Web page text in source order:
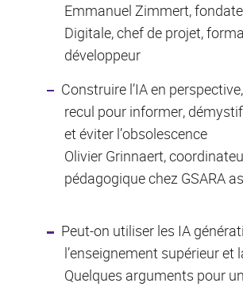
Emmanuel Zimmert,
Digitale, chef de projet,
développeur
Construire l’IA en
recul pour informer,
et éviter l’obsolescence
Olivier Grinnaert,
pédagogique chez GSARA
Peut-on utiliser les IA
l’enseignement supérieur et
Quelques arguments pour